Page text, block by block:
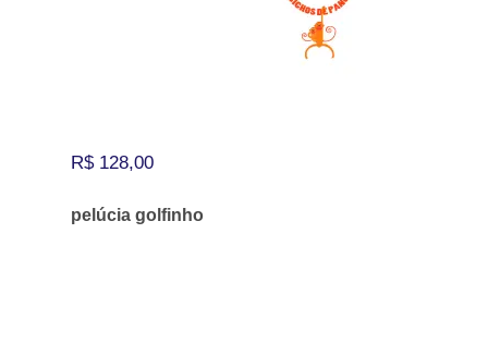
R$128,00
pelúcia golfinho